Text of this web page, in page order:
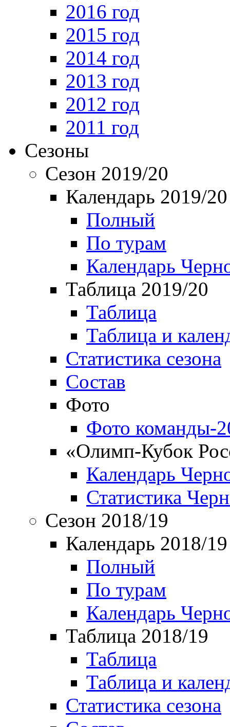
2016 год
2015 год
2014 год
2013 год
2012 год
2011 год
Сезоны
Сезон 2019/20
Календарь 2019/20
Полный
По турам
Календарь
Таблица 2019/20
Таблица
Таблица и
Статистика сезона
Состав
Фото
Фото команды-
«Олимп-Кубок
Календарь
Статистика
Сезон 2018/19
Календарь 2018/19
Полный
По турам
Календарь
Таблица 2018/19
Таблица
Таблица и
Статистика сезона